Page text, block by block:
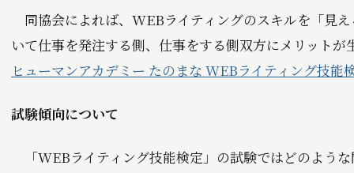
同協会によれば、WEBライティングのスキルを「見
いて仕事を発注する側、仕事をする側双方にメリットが
ヒューマンアカデミー たのまな WEBライティング技
試験傾向について
「WEBライティング技能検定」の試験ではどのよう